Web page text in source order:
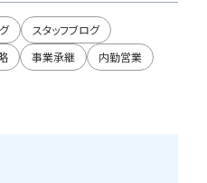
スタッフブログ
事業承継
内勤営業